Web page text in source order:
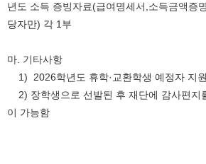
년도 소득 증빙자료(급여명세서,소득금액증
당자만) 각 1부
마. 기타사항
1) 2026학년도 휴학·교환학생 예정자 지
2) 장학생으로 선발된 후 재단에 감사편지
이 가능함